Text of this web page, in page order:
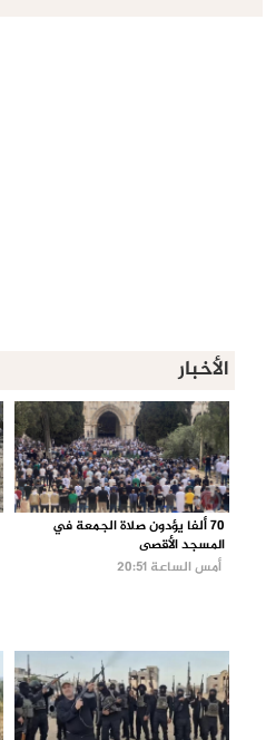
الأخبار
70 ألفا يؤدون صلاة الجمعة في
المسجد الأقصى
أمس الساعة 20:51